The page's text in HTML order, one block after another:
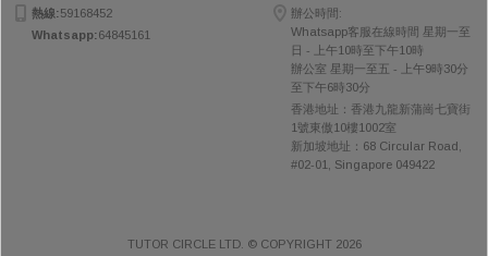
熱線:59168452
Whatsapp:64845161
辦公時間:
Whatsapp客服在線時間 星期一至
日 - 上午10時至下午10時
辦公室 星期一至五 - 上午9時30分
至下午6時30分
香港地址：香港九龍新蒲崗七寶街
1號東傲10樓1002室
新加坡地址：68 Circular Road,
#02-01, Singapore 049422
TUTOR CIRCLE LTD. © COPYRIGHT 2026